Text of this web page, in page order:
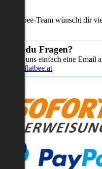
Flatbee-Team wünscht dir
Hast du Fragen?
Sende uns einfach eine Email
info@flatbee.at